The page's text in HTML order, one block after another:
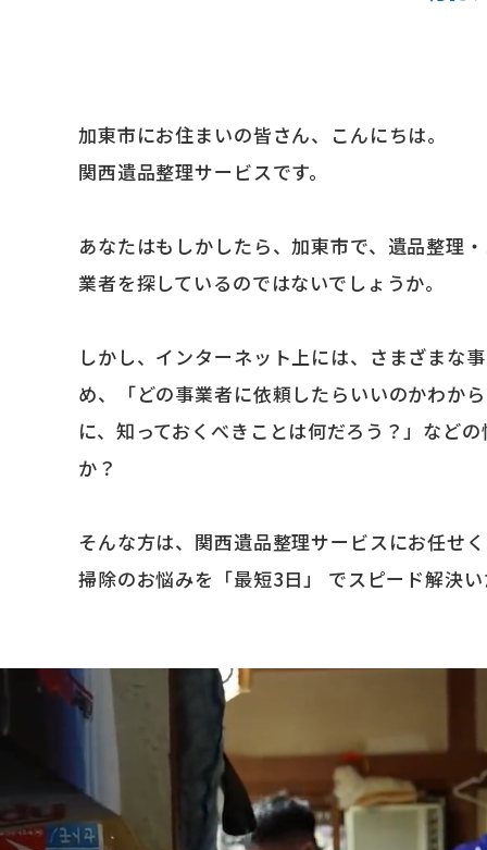
加東市にお住まいの皆さん、こんにちは。
関西遺品整理サービスです。
あなたはもしかしたら、加東市で、遺品整理
業者を探しているのではないでしょうか。
しかし、インターネット上には、さまざまな
め、「どの事業者に依頼したらいいのかわか
に、知っておくべきことは何だろう？」など
か？
そんな方は、関西遺品整理サービスにお任せ
掃除のお悩みを「最短3日」 でスピード解決